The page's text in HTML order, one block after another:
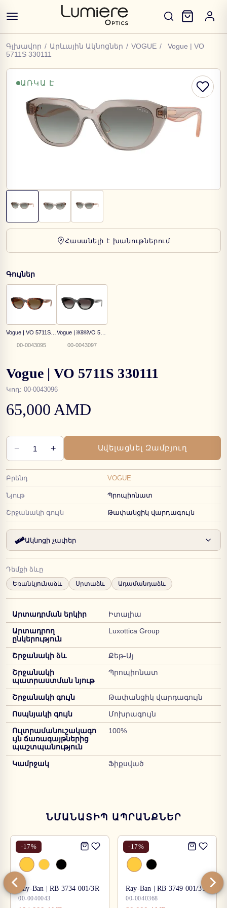
Գլխավոր / Արևային Ակնոցներ / VOGUE /
Vogue | VO
5711S 330111
ԱՌԿԱ Է
Հասանելի է խանութներում
Գույներ
00-0043095 00-0043097
Vogue | VO 5711S 330111
Կոդ: 00-0043096
65,000 AMD
− 1 + Ավելացնել Զամբյուղ
Բրենդ VOGUE
Նյութ Պրոպիոնատ
Շրջանակի գույն Թափանցիկ վարդագույն
Ակնոցի չափեր
Դեմքի ձևը
Եռանկյունաձև Սրտաձև Ադամանդաձև
Արտադրման երկիր Իտալիա
Արտադրող
ընկերություն
Luxottica Group
Շրջանակի ձև Քեթ-Այ
Շրջանակի
պատրաստման նյութ
Պրոպիոնատ
Շրջանակի գույն Թափանցիկ վարդագույն
Ոսպնյակի գույն Մոխրագույն
Ուլտրամանուշակագո
ւյն ճառագայթներից
պաշտպանություն
100%
Կամրջակ Ֆիքսված
ՆՄԱՆԱՏԻՊ ԱՊՐԱՆՔՆԵՐ
-17%
Ray-Ban | RB 3734 001/3R
00-0040043
-17%
Ray-Ban | RB 3749 001/31
00-0040368